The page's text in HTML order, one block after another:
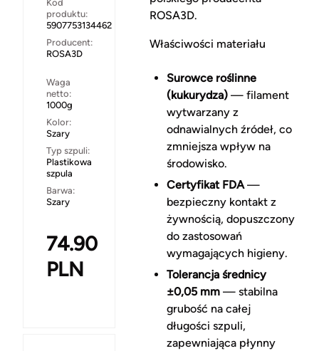
Kod
produktu:
5907753134462
Producent:
ROSA3D
Waga
netto:
1000g
Kolor:
Szary
Typ szpuli:
Plastikowa
szpula
Barwa:
Szary
74.90
PLN
ROSA3D.
Właściwości materiału
Surowce roślinne
(kukurydza)— filament
wytwarzany z
odnawialnych źródeł, co
zmniejsza wpływ na
środowisko.
Certyfikat FDA—
bezpieczny kontakt z
żywnością, dopuszczony
do zastosowań
wymagających higieny.
Tolerancja średnicy
±0,05 mm— stabilna
grubość na całej
długości szpuli,
zapewniająca płynny